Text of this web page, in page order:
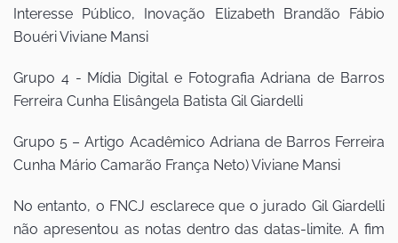
Interesse Público, Inovação Elizabeth Brandão Fábio
Bouéri Viviane Mansi
Grupo 4 - Mídia Digital e Fotografia Adriana de Barros
Ferreira Cunha Elisângela Batista Gil Giardelli
Grupo 5 – Artigo Acadêmico Adriana de Barros Ferreira
Cunha Mário Camarão França Neto) Viviane Mansi
No entanto, o FNCJ esclarece que o jurado Gil Giardelli
não apresentou as notas dentro das datas-limite. A fim